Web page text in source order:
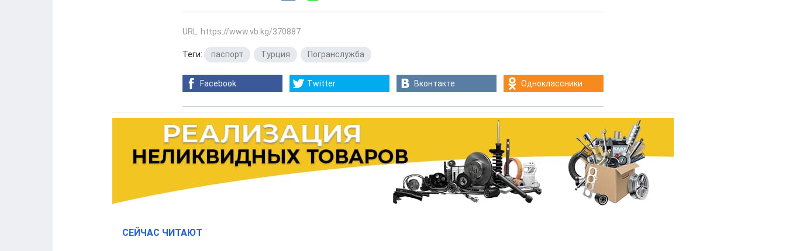
URL: https://www.vb.kg/370887
Теги: паспорт Турция Погранслужба
Facebook Twitter Вконтакте Одноклассники
СЕЙЧАС ЧИТАЮТ